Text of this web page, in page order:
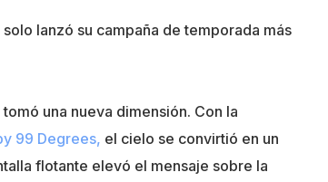
lanzó su campaña de temporada más
una nueva dimensión. Con la
99 Degrees, el cielo se convirtió en un
flotante elevó el mensaje sobre la